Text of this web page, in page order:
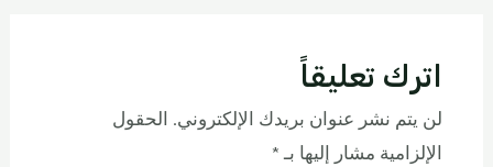
اترك تعليقاً
لن يتم نشر عنوان بريدك الإلكتروني. الحقول
الإلزامية مشار إليها بـ *